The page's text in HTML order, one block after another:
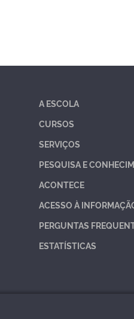
A ESCOLA
CURSOS
SERVIÇOS
PESQUISA E
ACONTECE
ACESSO À
PERGUNTAS
ESTATÍSTICAS